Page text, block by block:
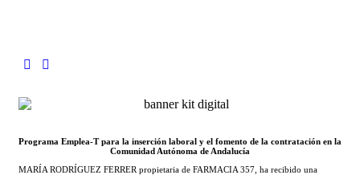
Programa Emplea-T para la inserción laboral y el fomento de la contratación en la
Comunidad Autónoma de Andalucía
MARÍA RODRÍGUEZ FERRER propietaria de FARMACIA 357, ha recibido una